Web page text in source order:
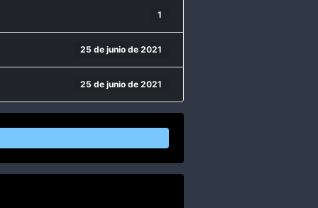
1
25 de junio de 2021
25 de junio de 2021